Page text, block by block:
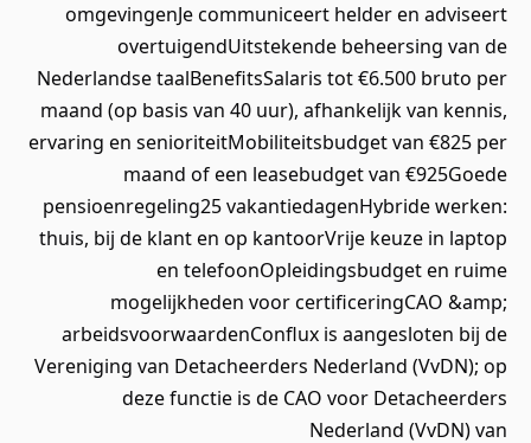
omgevingenJe communiceert helder en adviseert
overtuigendUitstekende beheersing van de
Nederlandse taalBenefitsSalaris tot €6.500 bruto per
maand (op basis van 40 uur), afhankelijk van kennis,
ervaring en senioriteitMobiliteitsbudget van €825 per
maand of een leasebudget van €925Goede
pensioenregeling25 vakantiedagenHybride werken:
thuis, bij de klant en op kantoorVrije keuze in laptop
en telefoonOpleidingsbudget en ruime
mogelijkheden voor certificeringCAO &amp;
arbeidsvoorwaardenConflux is aangesloten bij de
Vereniging van Detacheerders Nederland (VvDN); op
deze functie is de CAO voor Detacheerders
Nederland (VvDN) van